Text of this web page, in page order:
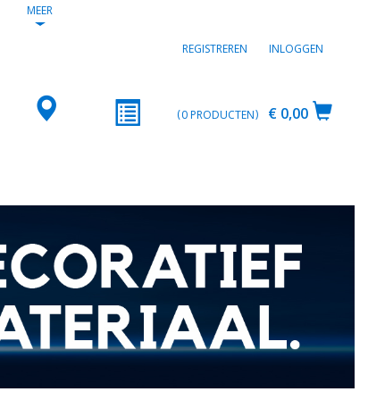
MEER
REGISTREREN INLOGGEN
€ 0,00
0PRODUCTEN